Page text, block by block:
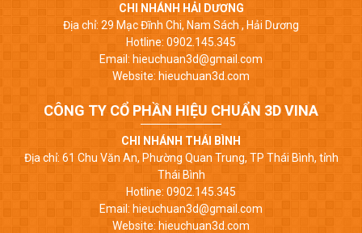
CHI NHÁNH HẢI DƯƠNG
Địa chỉ: 29 Mạc Đĩnh Chi, Nam Sách , Hải Dương
Hotline: 0902.145.345
Email: hieuchuan3d@gmail.com
Website: hieuchuan3d.com
CÔNG TY CỔ PHẦN HIỆU CHUẨN 3D VINA
CHI NHÁNH THÁI BÌNH
Địa chỉ: 61 Chu Văn An, Phường Quan Trung, TP Thái Bình, tỉnh
Thái Bình
Hotline: 0902.145.345
Email: hieuchuan3d@gmail.com
Website: hieuchuan3d.com